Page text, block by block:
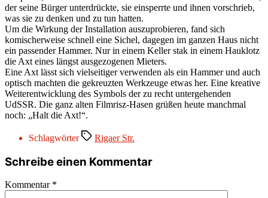
der seine Bürger unterdrückte, sie einsperrte und ihnen vorschrieb,
was sie zu denken und zu tun hatten.
Um die Wirkung der Installation auszuprobieren, fand sich
komischerweise schnell eine Sichel, dagegen im ganzen Haus nicht
ein passender Hammer. Nur in einem Keller stak in einem Hauklotz
die Axt eines längst ausgezogenen Mieters.
Eine Axt lässt sich vielseitiger verwenden als ein Hammer und auch
optisch machten die gekreuzten Werkzeuge etwas her. Eine kreative
Weiterentwicklung des Symbols der zu recht untergehenden
UdSSR. Die ganz alten Filmrisz-Hasen grüßen heute manchmal
noch: „Halt die Axt!“.
Schlagwörter Rigaer Str.
Schreibe einen Kommentar
Kommentar *